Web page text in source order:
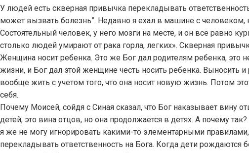
У людей есть скверная привычка перекладывать
может вызвать болезнь”. Недавно я ехал в машине с человеком,
Состоятельный человек, у него мозги на месте, и он все равно
столько людей умирают от рака горла, легких». Скверная
Женщина носит ребенка. Это же Бог дал родителям ребенка, это
жизни, и Бог дал этой женщине честь носить ребенка. Выносить
вообще жить с учетом того, что она носит новую жизнь. Потом
себя.
Почему Моисей, сойдя с Синая сказал, что Бог наказывает вину
детей, это вина отцов, но она продолжается в детях. А почему
я же не могу игнорировать какими-то элементарными
перекладывать ответственность на Бога. Когда дети